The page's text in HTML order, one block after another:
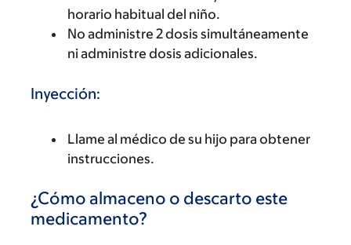
horario habitual del niño.
No administre 2 dosis simultáneamente
ni administre dosis adicionales.
Inyección:
Llame al médico de su hijo para obtener
instrucciones.
¿Cómo almaceno o descarto este
medicamento?